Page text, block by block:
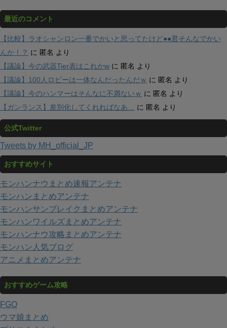
最近のコメント
【比較】ラオシャンロン一番でかいと思ってたけど●●君そんなでかい
んか！？ に 匿名 より
【議論】今の武器Tier表はこれかw に 匿名 より
【議論】100人ロビーは一体なんだったんだｗ に 匿名 より
【議論】今のハンマーはそんなに不満ないｗ に 匿名 より
【ガンランス】差別化してくれればなあ…
に 匿名 より
公式Twitter
Tweets by MH_official_JP
おすすめサイト
モンハンナウまとめ速報アンテナ
モンハンまとめアンテナ
モンハンサンブレイクまとめアンテナ
モンハンワイルズまとめアンテナ
モンハンナウ攻略まとめアンテナ
モンハン人気ブログ
アニメまとめアンテナ
おすすめゲーム攻略
FGO
ウマ娘まとめ